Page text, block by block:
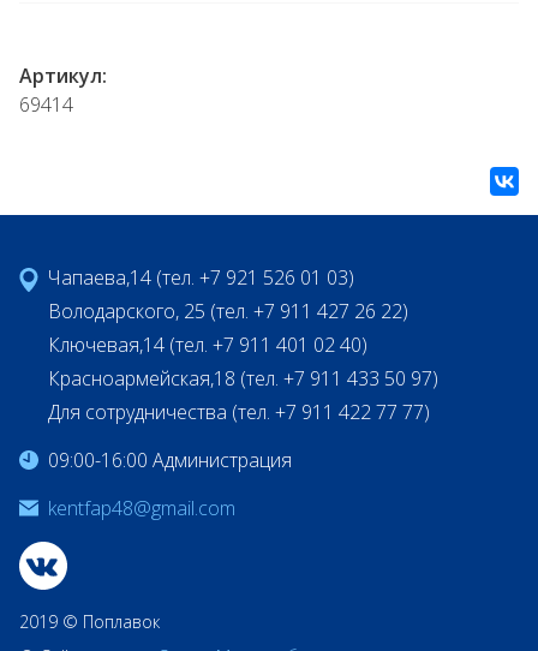
Артикул:
69414
Чапаева,14 (тел. +7 921 526 01 03)
Володарского, 25 (тел. +7 911 427 26 22)
Ключевая,14 (тел. +7 911 401 02 40)
Красноармейская,18 (тел. +7 911 433 50 97)
Для сотрудничества (тел. +7 911 422 77 77)
09:00-16:00 Администрация
kentfap48@gmail.com
2019 © Поплавок